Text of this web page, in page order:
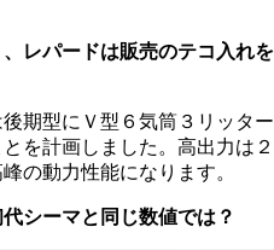
レパードは販売のテコ入れを
期型にＶ型６気筒３リッター
を計画しました。高出力は２
の動力性能になります。
シーマと同じ数値では？